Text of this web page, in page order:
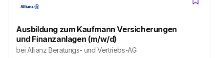
Ausbildung zum Kaufmann Versicherungen
und Finanzanlagen (m/w/d)
beiAllianz Beratungs- und Vertriebs-AG